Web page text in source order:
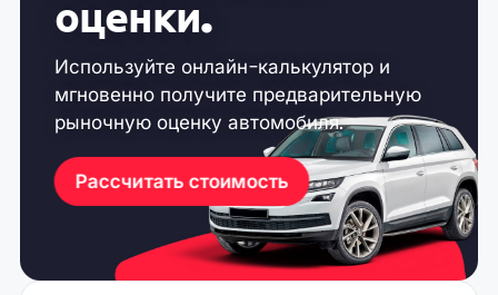
Другие предложения на:
Смотрипервые автомобили
MD !!
Подпишитесь:https://bit.ly/AutoplazaDrum
оценки.
Используйте онлайн-калькулятор и
мгновенно получите предварительную
рыночную оценку автомобиля.
Рассчитать стоимость